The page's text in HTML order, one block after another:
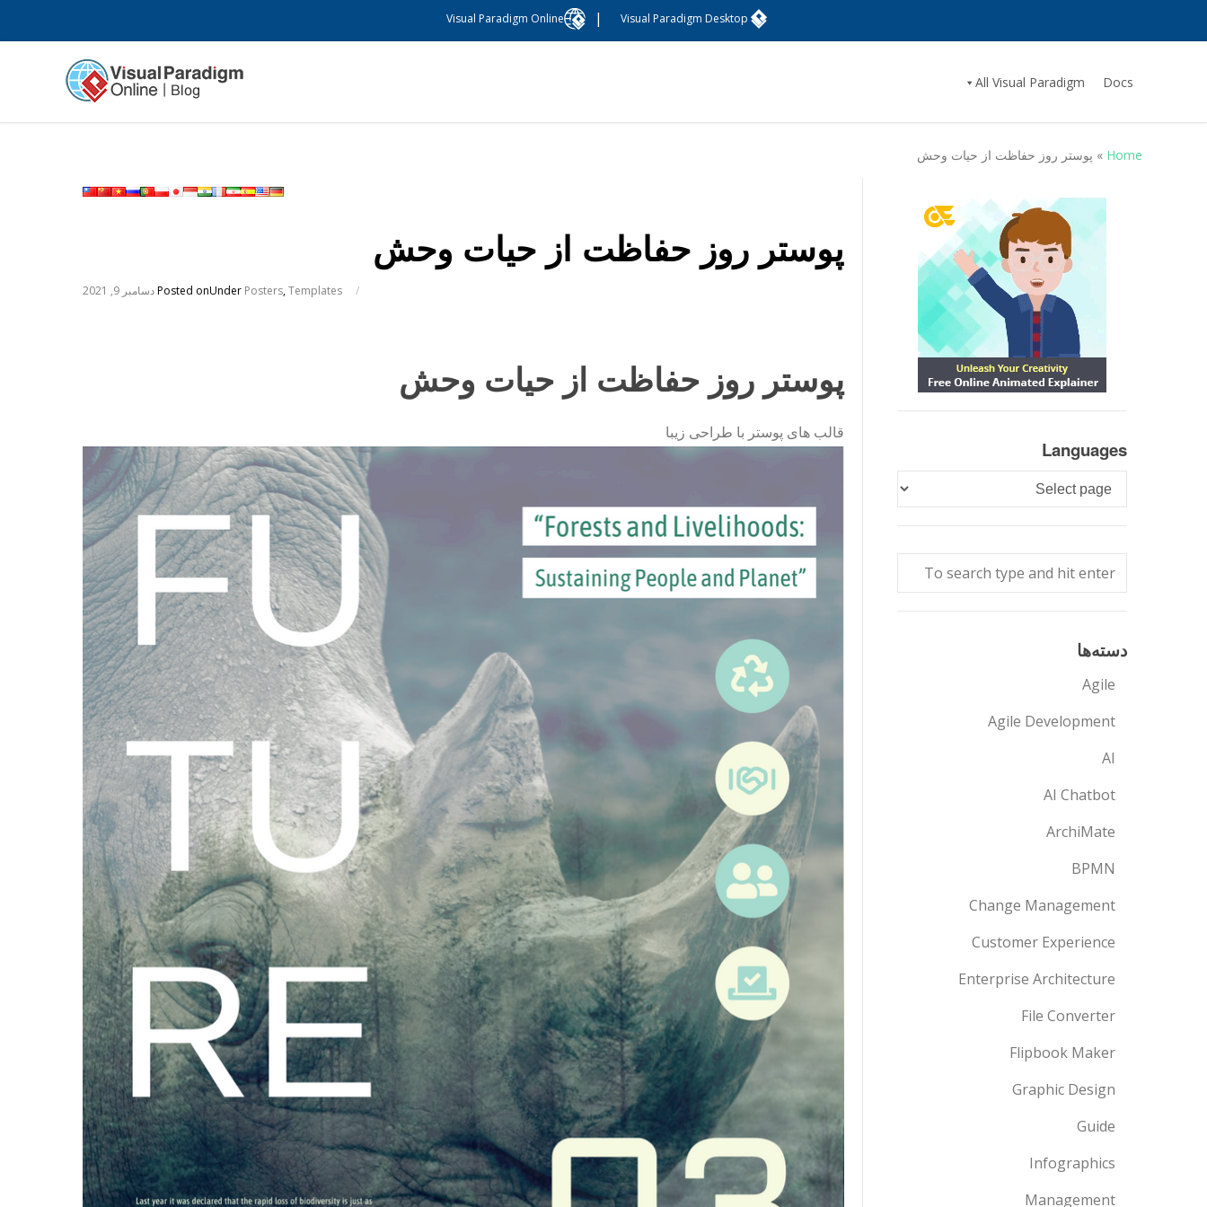
Visual Paradigm Desktop
|
Visual Paradigm Online
Docs
All Visual Paradigm
Home
» پوستر روز حفاظت از حیات وحش
پوستر روز حفاظت از حیات وحش
Posted onدسامبر 9, 2021 /
Under Posters,Templates
پوستر روز حفاظت از حیات وحش
قالب های پوستر با طراحی زیبا
Languages
Languages
دسته‌ها
Agile
Agile Development
AI
AI Chatbot
ArchiMate
BPMN
Change Management
Customer Experience
Enterprise Architecture
File Converter
Flipbook Maker
Graphic Design
Guide
Infographics
Management